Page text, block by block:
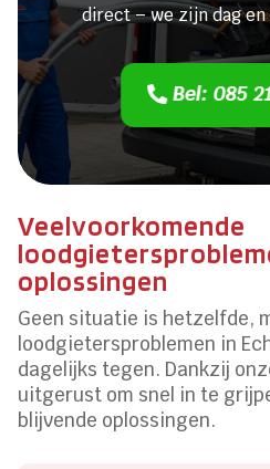
direct – we zijn dag
Bel: 085
Veelvoorkomende
oplossingen
Geen situatie is hetzelfde,
loodgietersproblemen in
dagelijks tegen. Dankzij
uitgerust om snel in te
blijvende oplossingen.